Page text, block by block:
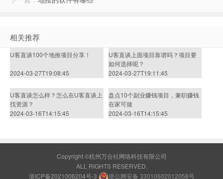
相关推荐
U客直谈100个地推项目分享！
2024-03-27T19:08:45
U客直谈上面项目靠谱吗？项目要
如何选择呢？
2024-03-27T19:11:45
U客直谈怎么样？怎么在U客直谈上
找资源？
2024-03-16T14:15:45
盘点10个副业赚钱项目，兼职赚钱
在家可做
2024-03-16T14:15:45
Copyright ©杭州万合社网络科技有限公司
ALL RIGHTS RESERVED.
浙ICP备2021006204号-3
浙公网安备 33010602012058号